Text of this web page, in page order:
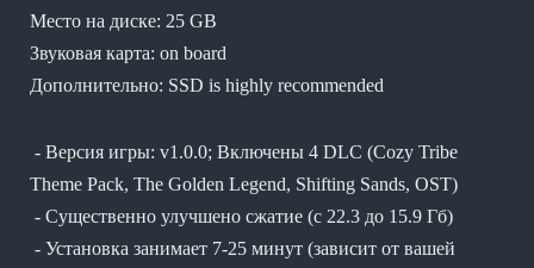
Место на диске: 25 GB
Звуковая карта: on board
Дополнительно: SSD is highly recommended
- Версия игры: v1.0.0; Включены 4 DLC (Cozy Tribe
Theme Pack, The Golden Legend, Shifting Sands, OST)
- Существенно улучшено сжатие (с 22.3 до 15.9 Гб)
- Установка занимает 7-25 минут (зависит от вашей